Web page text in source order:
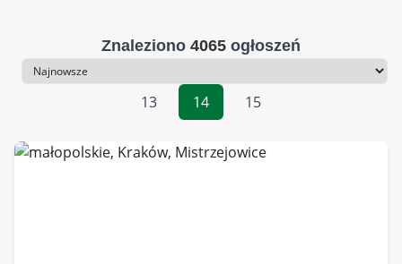
Znaleziono 4065 ogłoszeń
Sortowanie
13
14 15